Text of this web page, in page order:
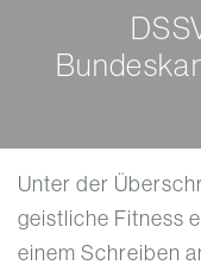
Unter der
geistliche Fitness
einem Schreiben